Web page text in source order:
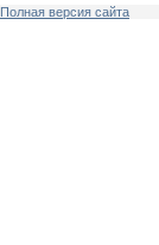
Полная версия сайта